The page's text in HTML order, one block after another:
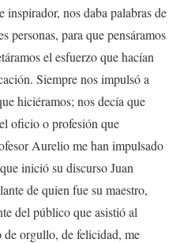
nos daba palabras de
personas, para que pensáramos
el esfuerzo que hacían
Siempre nos impulsó a
hiciéramos; nos decía que
oficio o profesión que
Aurelio me han impulsado
inició su discurso Juan
de quien fue su maestro,
del público que asistió al
orgullo, de felicidad, me